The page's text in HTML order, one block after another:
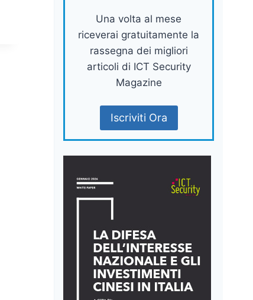
Una volta al mese
riceverai gratuitamente la
rassegna dei migliori
articoli di ICT Security
Magazine
Iscriviti Ora